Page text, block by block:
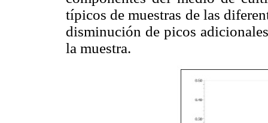
típicos de muestras de las
disminución de picos
la muestra.